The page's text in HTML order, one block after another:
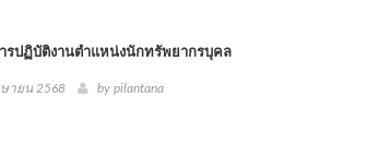
รปฏิบัติงานตำแหน่งนักทรัพยากรบุคล
ายน 2568 by pilantana